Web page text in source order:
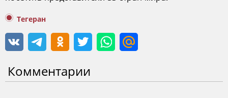
Тегеран
Комментарии